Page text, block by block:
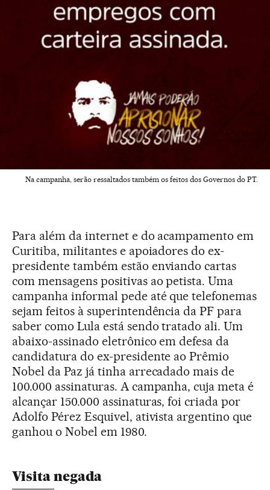
Na campanha, serão ressaltados também os feitos dos Governos do PT.
Para além da internet e do acampamento em
Curitiba, militantes e apoiadores do ex-
presidente também estão enviando cartas
com mensagens positivas ao petista. Uma
campanha informal pede até que telefonemas
sejam feitos à superintendência da PF para
saber como Lula está sendo tratado ali. Um
abaixo-assinado eletrônico em defesa da
candidatura do ex-presidente ao Prêmio
Nobel da Paz já tinha arrecadado mais de
100.000 assinaturas. A campanha, cuja meta é
alcançar 150.000 assinaturas, foi criada por
Adolfo Pérez Esquivel, ativista argentino que
ganhou o Nobel em 1980.
Visita negada